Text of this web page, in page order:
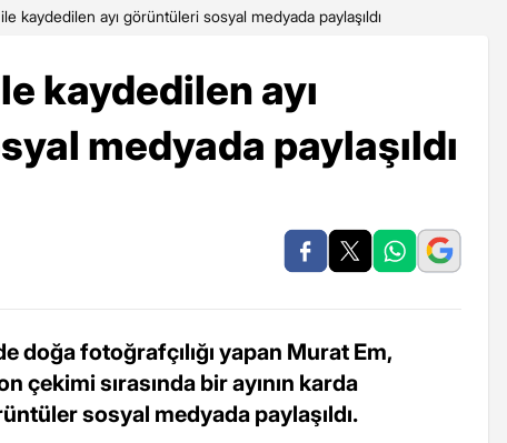
kaydedilen ayı görüntüleri sosyal medyada paylaşıldı
kaydedilen ayı
medyada paylaşıldı
doğa fotoğrafçılığı yapan Murat Em,
çekimi sırasında bir ayının karda
sosyal medyada paylaşıldı.